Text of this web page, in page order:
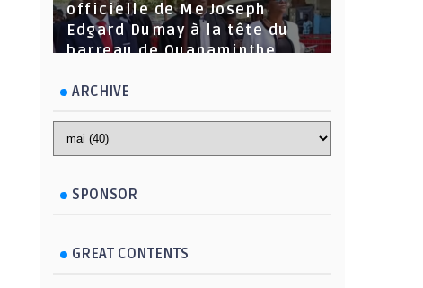
officielle de Me Joseph
Edgard Dumay à la tête du
barreau de Ouanaminthe.
ARCHIVE
SPONSOR
GREAT CONTENTS